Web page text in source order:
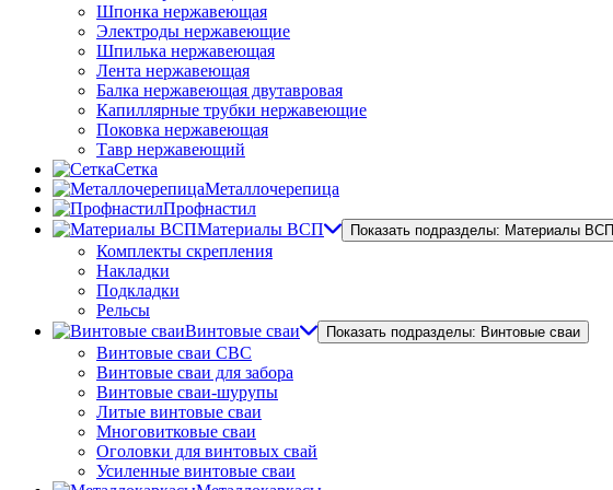
Шпонка нержавеющая
Электроды нержавеющие
Шпилька нержавеющая
Лента нержавеющая
Балка нержавеющая двутавровая
Капиллярные трубки нержавеющие
Поковка нержавеющая
Тавр нержавеющий
Сетка
Металлочерепица
Профнастил
Материалы ВСП
Показать подразделы: Материалы ВСП
Комплекты скрепления
Накладки
Подкладки
Рельсы
Винтовые сваи
Показать подразделы: Винтовые сваи
Винтовые сваи СВС
Винтовые сваи для забора
Винтовые сваи-шурупы
Литые винтовые сваи
Многовитковые сваи
Оголовки для винтовых свай
Усиленные винтовые сваи